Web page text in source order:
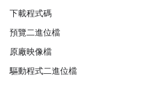
下載程式碼
預覽二進位檔
原廠映像檔
驅動程式二進位檔